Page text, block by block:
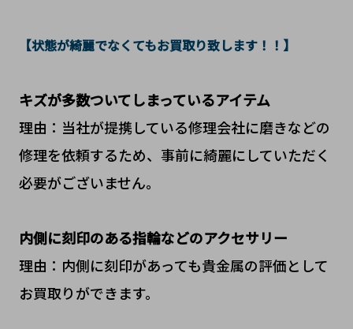
【状態が綺麗でなくてもお買取り致します！！】
キズが多数ついてしまっているアイテム
理由：当社が提携している修理会社に磨きなどの
修理を依頼するため、事前に綺麗にしていただく
必要がございません。
内側に刻印のある指輪などのアクセサリー
理由：内側に刻印があっても貴金属の評価として
お買取りができます。